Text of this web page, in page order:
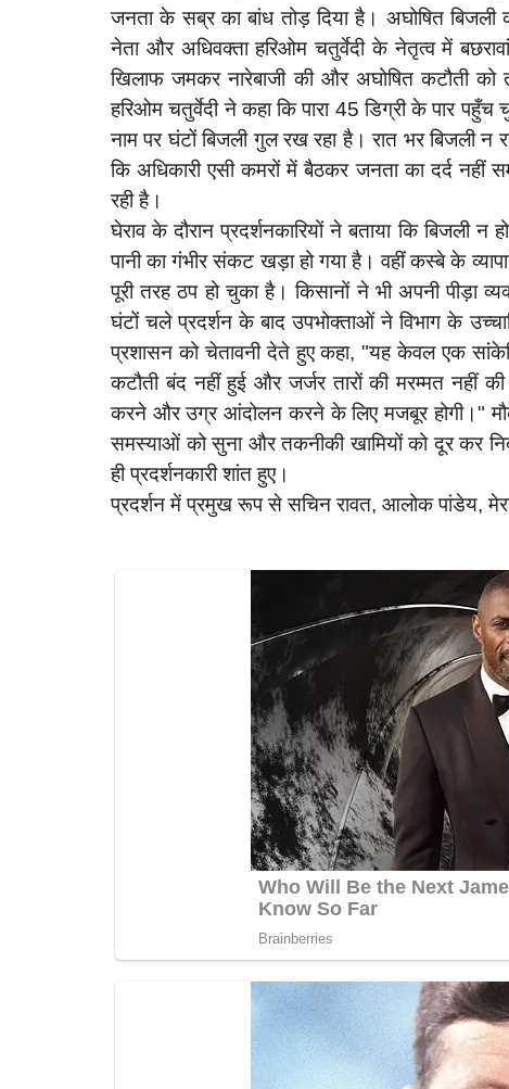
जनता के सब्र का बांध तोड़ दिया है। अघोषित
नेता और अधिवक्ता हरिओम चतुर्वेदी के नेतृत्व में
खिलाफ जमकर नारेबाजी की और अघोषित कटौती
हरिओम चतुर्वेदी ने कहा कि पारा 45 डिग्री के पार
नाम पर घंटों बिजली गुल रख रहा है। रात भर बिजली न
कि अधिकारी एसी कमरों में बैठकर जनता का दर्द नहीं
रही है।
घेराव के दौरान प्रदर्शनकारियों ने बताया कि
पानी का गंभीर संकट खड़ा हो गया है। वहीं कस्बे के
पूरी तरह ठप हो चुका है। किसानों ने भी अपनी
घंटों चले प्रदर्शन के बाद उपभोक्ताओं ने विभाग के
प्रशासन को चेतावनी देते हुए कहा, "यह केवल एक
कटौती बंद नहीं हुई और जर्जर तारों की मरम्मत नहीं
करने और उग्र आंदोलन करने के लिए मजबूर होगी।"
समस्याओं को सुना और तकनीकी खामियों को दूर कर
ही प्रदर्शनकारी शांत हुए।
प्रदर्शन में प्रमुख रूप से सचिन रावत, आलोक पांडेय,
latest latest
rexpress